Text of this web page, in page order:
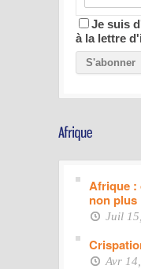
Je suis
à la lettre
Afrique :
non plus
Juil
Avr